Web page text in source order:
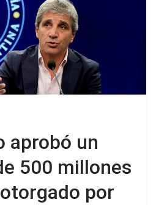
aprobó un
500 millones
por